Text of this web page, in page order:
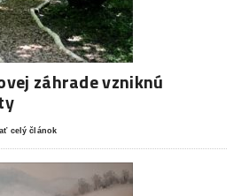
záhrade vzniknú
celý článok